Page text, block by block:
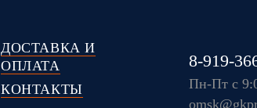
ДОСТАВКА И
ОПЛАТА
КОНТАКТЫ
8-919-
Пн-Пт с